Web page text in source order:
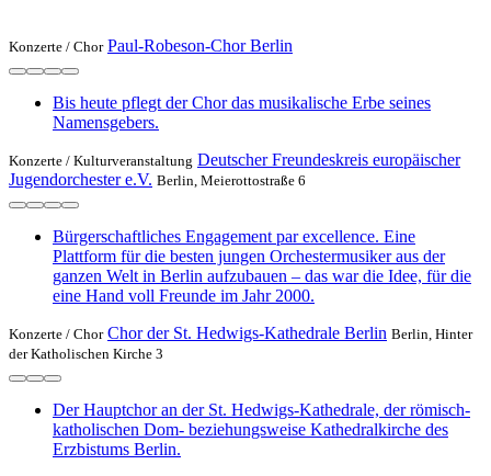
Konzerte / Chor Paul-Robeson-Chor Berlin
Bis heute pflegt der Chor das musikalische Erbe seines
Namensgebers.
Konzerte / Kulturveranstaltung Deutscher Freundeskreis europäischer
Jugendorchester e.V. Berlin, Meierottostraße 6
Bürgerschaftliches Engagement par excellence. Eine
Plattform für die besten jungen Orchestermusiker aus der
ganzen Welt in Berlin aufzubauen – das war die Idee, für die
eine Hand voll Freunde im Jahr 2000.
Konzerte / Chor Chor der St. Hedwigs-Kathedrale Berlin Berlin, Hinter
der Katholischen Kirche 3
Der Hauptchor an der St. Hedwigs-Kathedrale, der römisch-
katholischen Dom- beziehungsweise Kathedralkirche des
Erzbistums Berlin.